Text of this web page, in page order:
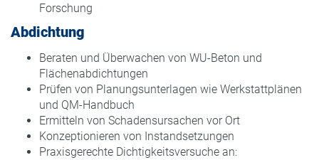
Forschung
Abdichtung
Beraten und Überwachen von WU-Beton und
Flächenabdichtungen
Prüfen von Planungsunterlagen wie Werkstattplänen
und QM-Handbuch
Ermitteln von Schadensursachen vor Ort
Konzeptionieren von Instandsetzungen
Praxisgerechte Dichtigkeitsversuche an: